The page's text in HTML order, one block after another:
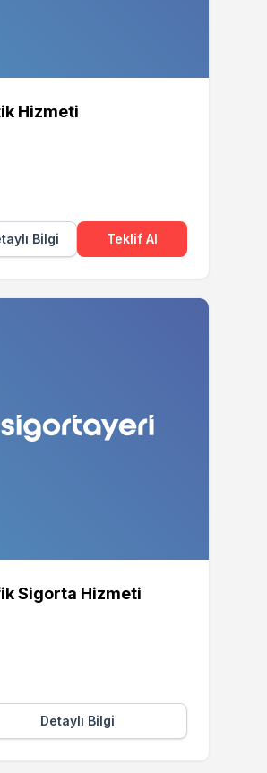
Hizmeti
Bilgi Teklif Al
Sigorta Hizmeti
Detaylı Bilgi